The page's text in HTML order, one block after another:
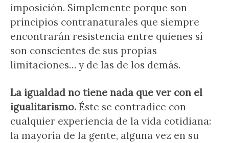
imposición. Simplemente porque son
principios contranaturales que siempre
encontrarán resistencia entre quienes sí
son conscientes de sus propias
limitaciones… y de las de los demás.
La igualdad no tiene nada que ver con el
igualitarismo. Éste se contradice con
cualquier experiencia de la vida cotidiana:
la mayoría de la gente, alguna vez en su